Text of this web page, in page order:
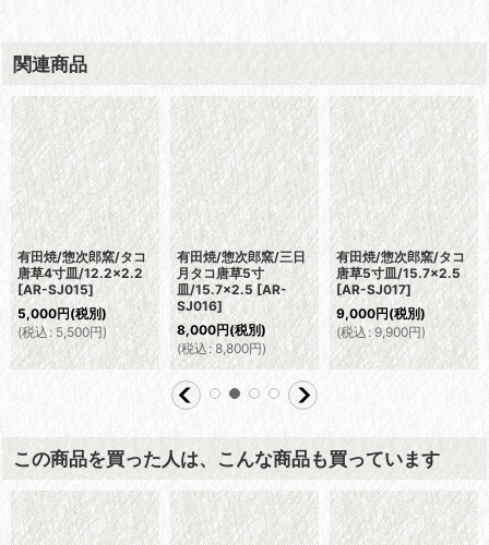
関連商品
有田焼/惣次郎窯/タコ
唐草4寸皿/12.2×2.2
[AR-SJ015]
5,000円(税別)
(税込 : 5,500円)
有田焼/惣次郎窯/三日
月タコ唐草5寸
皿/15.7×2.5 [AR-
SJ016]
8,000円(税別)
(税込 : 8,800円)
有田焼/惣次郎窯/タコ
唐草5寸皿/15.7×2.5
[AR-SJ017]
9,000円(税別)
(税込 : 9,900円)
この商品を買った人は、こんな商品も買っています